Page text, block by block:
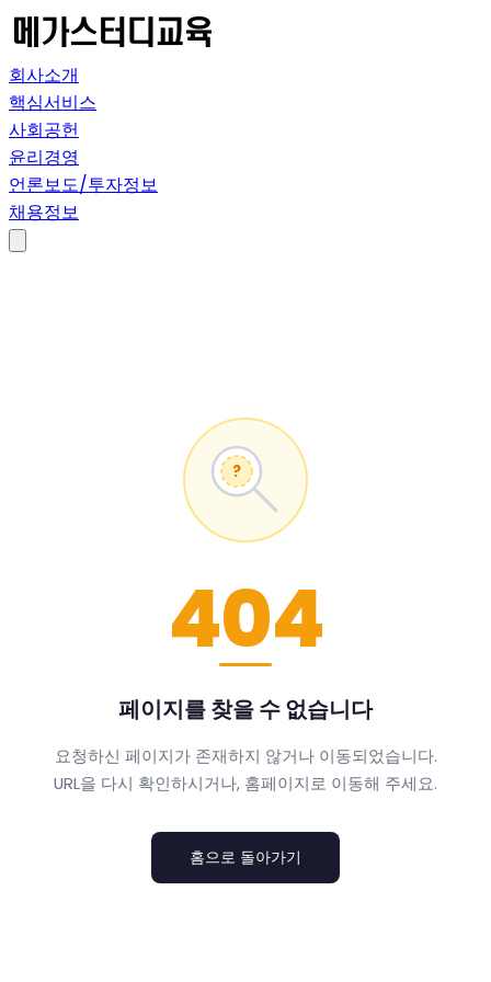
회사소개
핵심서비스
사회공헌
윤리경영
언론보도/투자정보
채용정보
?
404
페이지를 찾을 수 없습니다
요청하신 페이지가 존재하지 않거나 이동되었습니다.
URL을 다시 확인하시거나, 홈페이지로 이동해 주세요.
홈으로 돌아가기